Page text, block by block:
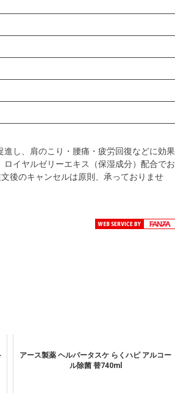
し、肩のこり・腰痛・疲労回復などに効果
イヤルゼリーエキス（保湿成分）配合でお
後のキャンセルは原則、承っておりませ
アース製薬 ヘルパータスケ らくハピ アルコー
ル除菌 替740ml